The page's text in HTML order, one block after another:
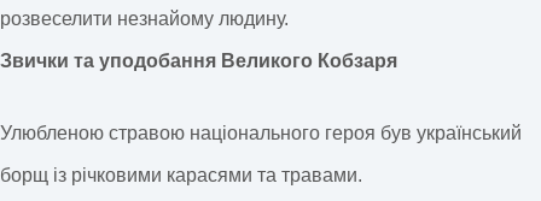
розвеселити незнайому людину.
Звички та уподобання Великого Кобзаря
Улюбленою стравою національного героя був український
борщ із річковими карасями та травами.